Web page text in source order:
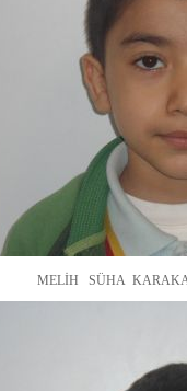
SÜHA KARAKAŞ ( il